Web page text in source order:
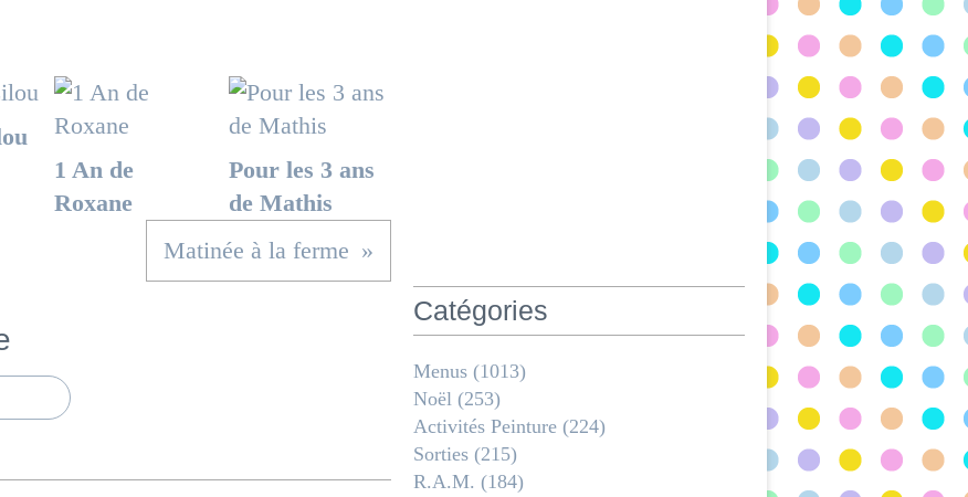
1 An de
Roxane
Pour les 3 ans
de Mathis
Matinée à la ferme
Catégories
Menus (1013)
Noël (253)
Activités Peinture (224)
Sorties (215)
R.a.m. (184)